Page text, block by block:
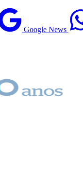
Google News